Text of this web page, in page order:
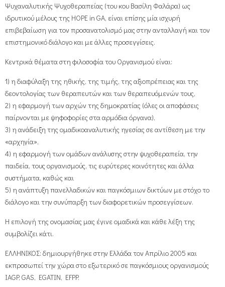
Ψυχαναλυτικής Ψυχοθεραπείας (του κου Βασίλη Φαλάρα) ως
ιδρυτικού μέλους της HOPE in GA, είναι επίσης μία ισχυρή
επιβεβαίωση για τον προσανατολισμό μας στην ανταλλαγή και τον
επιστημονικό διάλογο και με άλλες προσεγγίσεις.
Κεντρικά θέματα στη φιλοσοφία του Οργανισμού είναι:
1) η διαφύλαξη της ηθικής, της τιμής, της αξιοπρέπειας και της
δεοντολογίας των θεραπευτών και των θεραπευόμενών τους,
2) η εφαρμογή των αρχών της δημοκρατίας (όλες οι αποφάσεις
παίρνονται με ψηφοφορίες στα αρμόδια όργανα),
3) η ανάδειξη της ομαδικοαναλυτικής ηγεσίας σε αντίθεση με την
«αρχηγία»,
4) η εφαρμογή των ομάδων ανάλυσης στην ψυχοθεραπεία, την
παιδεία, τους οργανισμούς, τις ευρύτερες κοινότητες και άλλα
συστήματα, καθώς και
5) η ανάπτυξη πανελλαδικών και παγκόσμιων δικτύων με στόχο το
διάλογο και την συνύπαρξη των διαφορετικών προσεγγίσεων.
Η επιλογή της ονομασίας μας έγινε ομαδικά και κάθε λέξη της
συμβολίζει κάτι.
ΕΛΛΗΝΙΚΟΣ: δημιουργήθηκε στην Ελλάδα τον Απρίλιο 2005 και
εκπροσωπεί την χώρα στο εξωτερικό σε παγκόσμιους οργανισμούς
IAGP, GAS, EGATIN, EFPP.